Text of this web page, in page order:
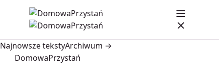
Najnowsze tekstyArchiwum →
DomowaPrzystań